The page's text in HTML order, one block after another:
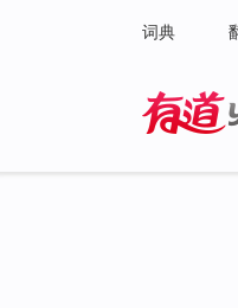
词典